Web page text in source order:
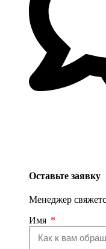
Оставьте заявку
Менеджер
Имя